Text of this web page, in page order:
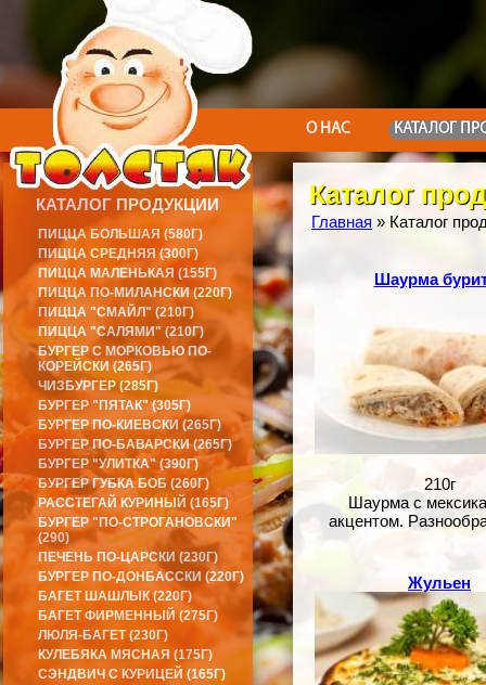
О НАС КАТАЛОГ
КАТАЛОГ ПРОДУКЦИИ
ПИЦЦА БОЛЬШАЯ (580Г)
ПИЦЦА СРЕДНЯЯ (300Г)
ПИЦЦА МАЛЕНЬКАЯ (155Г)
ПИЦЦА ПО-МИЛАНСКИ (220Г)
ПИЦЦА "СМАЙЛ" (210Г)
ПИЦЦА "САЛЯМИ" (210Г)
БУРГЕР С МОРКОВЬЮ ПО-
КОРЕЙСКИ (265Г)
ЧИЗБУРГЕР (285Г)
БУРГЕР "ПЯТАК" (305Г)
БУРГЕР ПО-КИЕВСКИ (265Г)
БУРГЕР ПО-БАВАРСКИ (265Г)
БУРГЕР "УЛИТКА" (390Г)
БУРГЕР ГУБКА БОБ (260Г)
РАССТЕГАЙ КУРИНЫЙ (165Г)
БУРГЕР "ПО-СТРОГАНОВСКИ"
(290)
ПЕЧЕНЬ ПО-ЦАРСКИ (230Г)
БУРГЕР ПО-ДОНБАССКИ (220Г)
БАГЕТ ШАШЛЫК (220Г)
БАГЕТ ФИРМЕННЫЙ (275Г)
ЛЮЛЯ-БАГЕТ (230Г)
КУЛЕБЯКА МЯСНАЯ (175Г)
СЭНДВИЧ С КУРИЦЕЙ (165Г)
Каталог
Главная » Каталог
Шаурма
210г
Шаурма с
акцентом.
Жульен